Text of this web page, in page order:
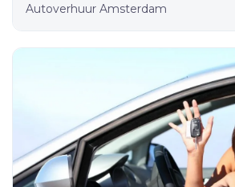
Autoverhuur Amsterdam